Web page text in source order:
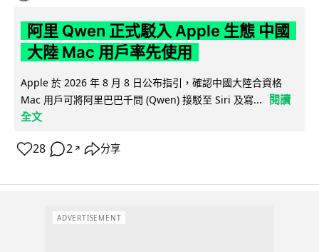
阿里 Qwen 正式駁入 Apple 生態 中國
大陸 Mac 用戶率先使用
Apple 於 2026 年 8 月 8 日公布指引，確認中國大陸合資格
Mac 用戶可將阿里巴巴千問 (Qwen) 接駁至 Siri 及寫...
閱讀
全文
28 2 ↗ 分享
ADVERTISEMENT